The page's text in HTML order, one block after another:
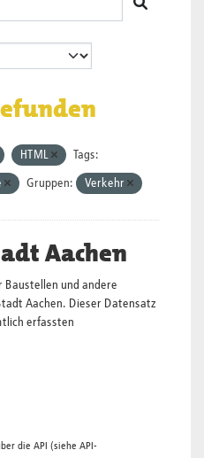
HTML Tags:
Gruppen: Verkehr
Aachen
Baustellen und andere
Aachen. Dieser Datensatz
erfassten
die API (siehe API-